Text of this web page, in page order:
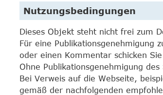
Nutzungsbedingungen
Dieses Objekt steht nicht frei zum
Für eine Publikationsgenehmigung
oder einen Kommentar schicken
Ohne Publikationsgenehmigung
Bei Verweis auf die Webseite,
gemäß der nachfolgenden